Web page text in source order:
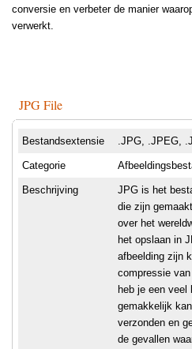
conversie en verbeter de manier
verwerkt.
JPG File
Bestandsextensie .JPG, .JPEG,
Categorie
Beschrijving
JPG is het
die zijn
over het
het opslaan in
afbeelding zijn
compressie
heb je een veel
gemakkelijk
verzonden en
de gevallen